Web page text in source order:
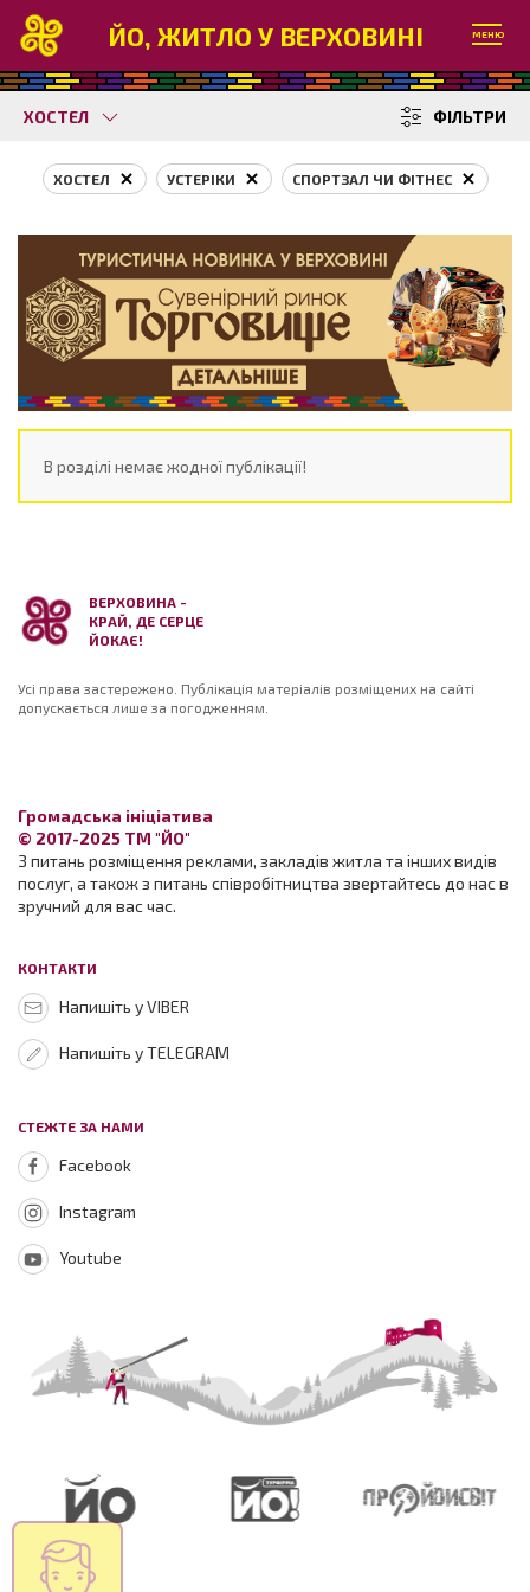
ЙО, ЖИТЛО У ВЕРХОВИНІ МЕНЮ
ХОСТЕЛ ФІЛЬТРИ
ХОСТЕЛ УСТЕРІКИ СПОРТЗАЛ ЧИ ФІТНЕС
В розділі немає жодної публікації!
ВЕРХОВИНА -
КРАЙ, ДЕ СЕРЦЕ
ЙОКАЄ!
Усі права застережено. Публікація матеріалів розміщених на сайті
допускається лише за погодженням.
Громадська ініціатива
© 2017-2025 ТМ "ЙО"
З питань розміщення реклами, закладів житла та інших видів
послуг, а також з питань співробітництва звертайтесь до нас в
зручний для вас час.
КОНТАКТИ
Напишіть у VIBER
Напишіть у TELEGRAM
СТЕЖТЕ ЗА НАМИ
Facebook
Instagram
Youtube
Зараз на
сайті